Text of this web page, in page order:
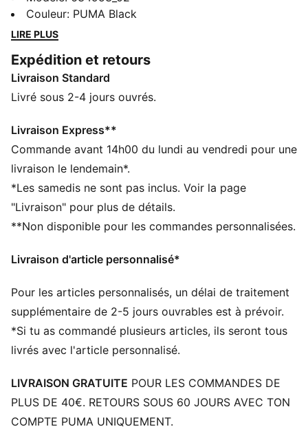
terrain comme en dehors. Son toucher doux et sa
coupe oversize t’assurent un confort total, au
CARACTÉRISTIQUES + AVANTAGES
Confectionné avec un minimum de 20 % de coton
recyclé
Coupe : Oversize
Matière principale : Jersey simple
Col : Col rond
Longueur : Régulière
Taille : moyen
Motifs PUMA HOOPS à l’avant
Couleur: PUMA Black
LIRE PLUS
Expédition et retours
Livraison Standard
Livré sous 2-4 jours ouvrés.
Livraison Express**
Commande avant 14h00 du lundi au vendredi pour une
livraison le lendemain*.
*Les samedis ne sont pas inclus. Voir la page
"Livraison" pour plus de détails.
**Non disponible pour les commandes personnalisées.
Livraison d'article personnalisé*
Pour les articles personnalisés, un délai de traitement
supplémentaire de 2-5 jours ouvrables est à prévoir.
*Si tu as commandé plusieurs articles, ils seront tous
livrés avec l'article personnalisé.
LIVRAISON GRATUITE POUR LES COMMANDES DE
PLUS DE 40€. RETOURS SOUS 60 JOURS AVEC TON
COMPTE PUMA UNIQUEMENT.